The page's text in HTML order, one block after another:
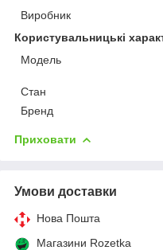
Виробник
Користувальницькі
Модель
Стан
Бренд
Приховати
Умови доставки
Нова Пошта
Магазини Rozetka